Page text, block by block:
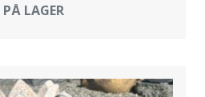
PÅ LAGER